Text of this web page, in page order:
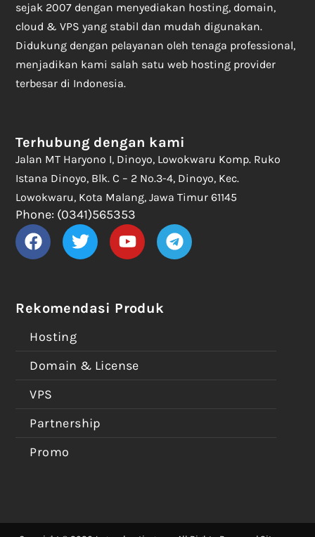
sejak 2007 dengan menyediakan hosting, domain,
cloud & VPS yang stabil dan mudah digunakan.
Didukung dengan pelayanan oleh tenaga professional,
menjadikan kami salah satu web hosting provider
terbesar di Indonesia.
Rekomendasi Produk
Hosting
Domain & License
VPS
Partnership
Promo
Terhubung dengan kami
Jalan MT Haryono I, Dinoyo, Lowokwaru Komp. Ruko
Istana Dinoyo, Blk. C – 2 No.3-4, Dinoyo, Kec.
Lowokwaru, Kota Malang, Jawa Timur 61145
Phone: (0341)565353